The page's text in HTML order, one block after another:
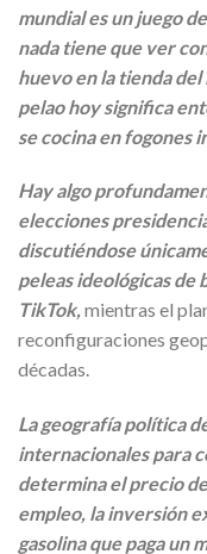
mundial es un juego
nada tiene que ver
huevo en la tienda
pelao hoy significa
se cocina en fogones
Hay algo
elecciones
discutiéndose
peleas ideológicas de
TikTok,mientras el
reconfiguraciones
décadas.
La geografía política
internacionales para
determina el precio
empleo, la inversión
gasolina que paga un